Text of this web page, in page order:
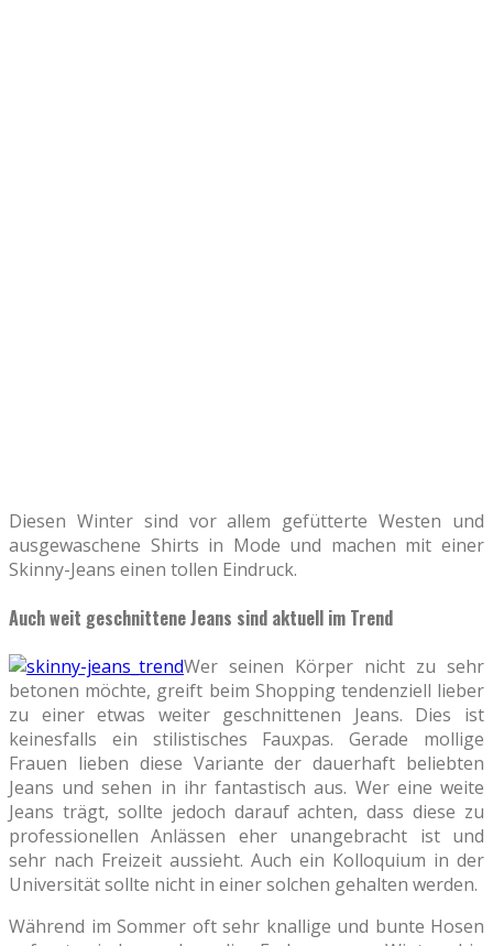
Diesen Winter sind vor allem gefütterte Westen und
ausgewaschene Shirts in Mode und machen mit einer
Skinny-Jeans einen tollen Eindruck.
Auch weit geschnittene Jeans sind aktuell im Trend
Wer seinen Körper nicht zu sehr
betonen möchte, greift beim Shopping tendenziell lieber
zu einer etwas weiter geschnittenen Jeans. Dies ist
keinesfalls ein stilistisches Fauxpas. Gerade mollige
Frauen lieben diese Variante der dauerhaft beliebten
Jeans und sehen in ihr fantastisch aus. Wer eine weite
Jeans trägt, sollte jedoch darauf achten, dass diese zu
professionellen Anlässen eher unangebracht ist und
sehr nach Freizeit aussieht. Auch ein Kolloquium in der
Universität sollte nicht in einer solchen gehalten werden.
Während im Sommer oft sehr knallige und bunte Hosen